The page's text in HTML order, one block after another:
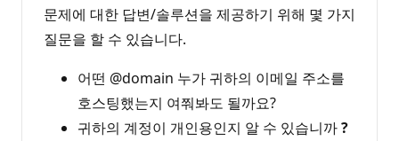
문제에 대한 답변/솔루션을 제공하기 위해 몇 가지
질문을 할 수 있습니다.
어떤 @domain 누가 귀하의 이메일 주소를
호스팅했는지 여쭤봐도 될까요?
귀하의 계정이 개인용인지 알 수 있습니까?